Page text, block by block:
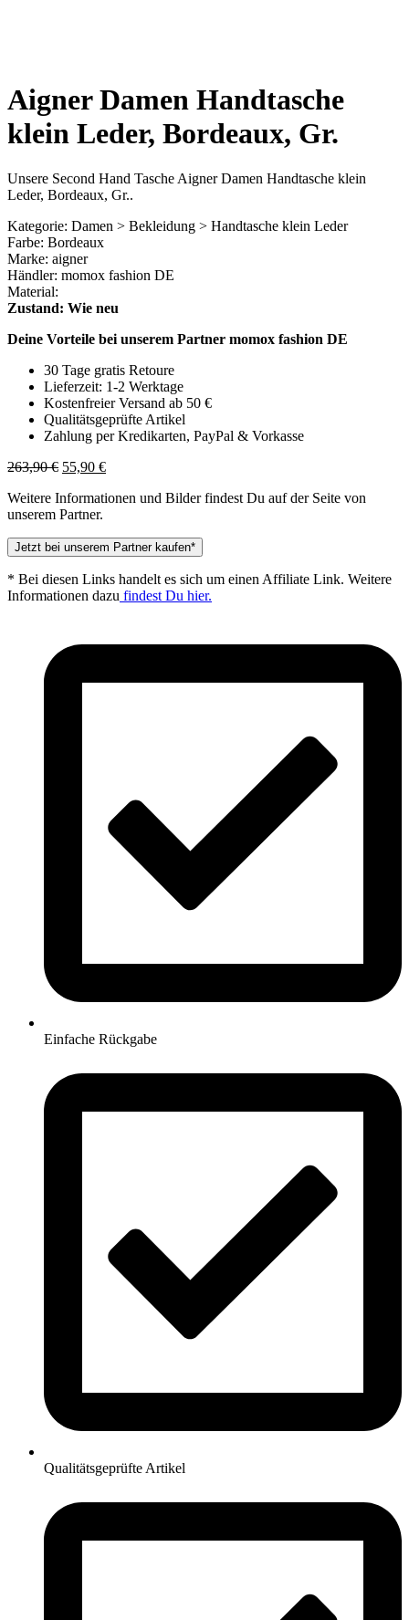
Aigner Damen Handtasche
klein Leder, Bordeaux, Gr.
Unsere Second Hand Tasche Aigner Damen Handtasche klein
Leder, Bordeaux, Gr..
Kategorie: Damen > Bekleidung > Handtasche klein Leder
Farbe: Bordeaux
Marke: aigner
Händler: momox fashion DE
Material:
Zustand: Wie neu
Deine Vorteile bei unserem Partner momox fashion DE
30 Tage gratis Retoure
Lieferzeit: 1-2 Werktage
Kostenfreier Versand ab 50 €
Qualitätsgeprüfte Artikel
Zahlung per Kredikarten, PayPal & Vorkasse
263,90€ Ursprünglicher
war:
263,90 €
55,90 €Aktueller
ist:
Weitere Informationen und Bilder findest Du auf der Seite von
unserem Partner.
Jetzt bei unserem Partner kaufen*
* Bei diesen Links handelt es sich um einen Affiliate Link. Weitere
Informationen dazu findest Du hier.
Einfache Rückgabe
Qualitätsgeprüfte Artikel